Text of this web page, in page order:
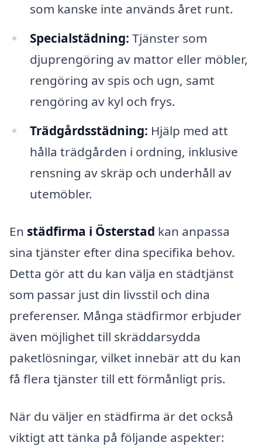
som kanske inte används året runt.
Specialstädning: Tjänster som
djuprengöring av mattor eller möbler,
rengöring av spis och ugn, samt
rengöring av kyl och frys.
Trädgårdsstädning: Hjälp med att
hålla trädgården i ordning, inklusive
rensning av skräp och underhåll av
utemöbler.
En städfirma i Österstad kan anpassa
sina tjänster efter dina specifika behov.
Detta gör att du kan välja en städtjänst
som passar just din livsstil och dina
preferenser. Många städfirmor erbjuder
även möjlighet till skräddarsydda
paketlösningar, vilket innebär att du kan
få flera tjänster till ett förmånligt pris.
När du väljer en städfirma är det också
viktigt att tänka på följande aspekter: